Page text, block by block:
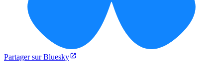
Partager sur Bluesky